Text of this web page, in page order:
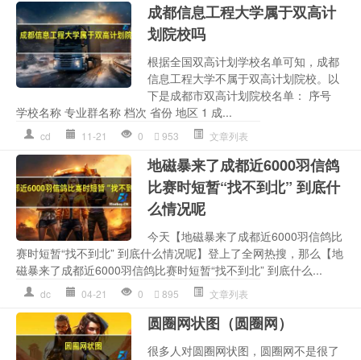
成都信息工程大学属于双高计
划院校吗
根据全国双高计划学校名单可知，成都
信息工程大学不属于双高计划院校。以
下是成都市双高计划院校名单： 序号
学校名称 专业群名称 档次 省份 地区 1 成...
cd 11-21 0 953 文章列表
地磁暴来了成都近6000羽信鸽
比赛时短暂“找不到北” 到底什
么情况呢
今天【地磁暴来了成都近6000羽信鸽比
赛时短暂“找不到北” 到底什么情况呢】登上了全网热搜，那么【地
磁暴来了成都近6000羽信鸽比赛时短暂“找不到北” 到底什么...
dc 04-21 0 895 文章列表
圆圈网状图（圆圈网）
很多人对圆圈网状图，圆圈网不是很了